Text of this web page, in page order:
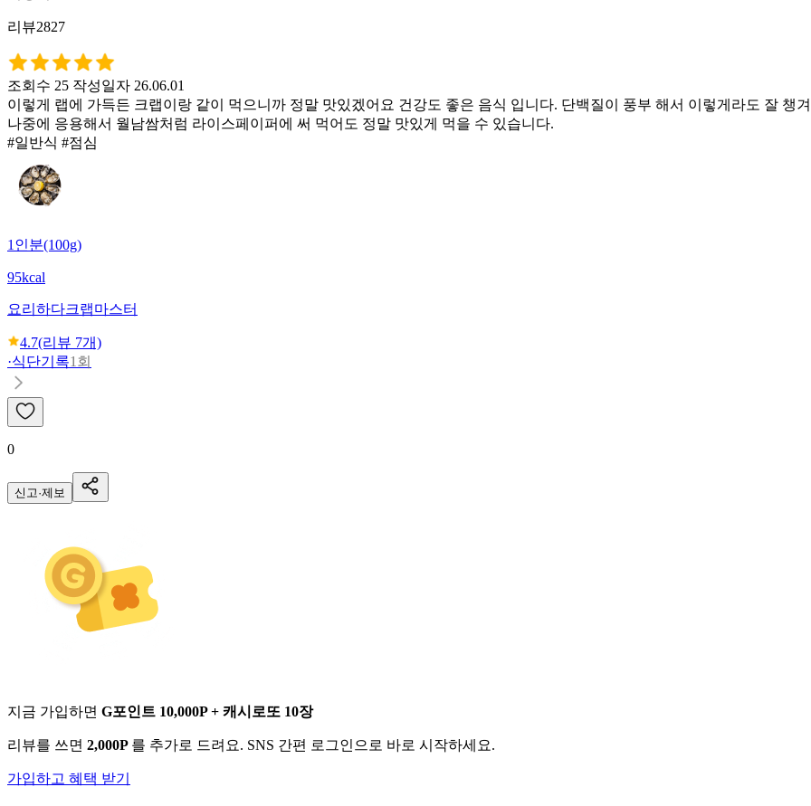
리뷰2827
조회수 25 작성일자 26.06.01
이렇게 랩에 가득든 크랩이랑 같이 먹으니까 정말 맛있겠어요 건강도 좋은 음식 입니다. 단백질이 풍부 해서 이렇게라도 잘 챙
나중에 응용해서 월남쌈처럼 라이스페이퍼에 써 먹어도 정말 맛있게 먹을 수 있습니다.
#일반식 #점심
1인분(100g)
95kcal
요리하다크랩마스터
4.7(리뷰 7개)
·식단기록1회
0
신고·제보
지금 가입하면 G포인트 10,000P + 캐시로또 10장
리뷰를 쓰면 2,000P 를 추가로 드려요. SNS 간편 로그인으로 바로 시작하세요.
가입하고 혜택 받기